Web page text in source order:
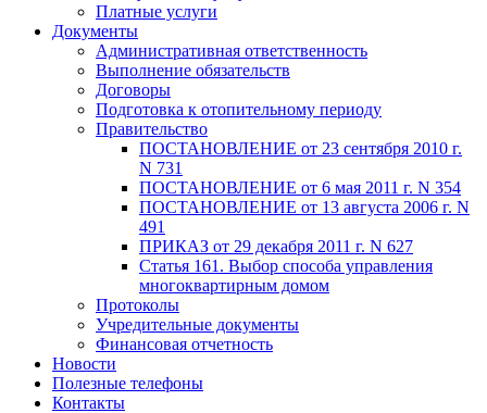
Платные услуги
Документы
Административная ответственность
Выполнение обязательств
Договоры
Подготовка к отопительному периоду
Правительство
ПОСТАНОВЛЕНИЕ от 23 сентября 2010 г.
N 731
ПОСТАНОВЛЕНИЕ от 6 мая 2011 г. N 354
ПОСТАНОВЛЕНИЕ от 13 августа 2006 г. N
491
ПРИКАЗ от 29 декабря 2011 г. N 627
Статья 161. Выбор способа управления
многоквартирным домом
Протоколы
Учредительные документы
Финансовая отчетность
Новости
Полезные телефоны
Контакты